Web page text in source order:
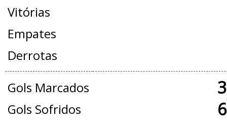
Vitórias
Empates
Derrotas
Gols Marcados
Gols Sofridos